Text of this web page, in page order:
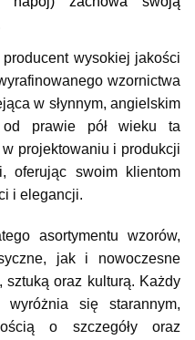
wysokiej jakości
wzornictwa
w słynnym, angielskim
od prawie pół wieku ta
projektowaniu i produkcji
oferując swoim klientom
i elegancji.
asortymentu wzorów,
jak i nowoczesne
sztuką oraz kulturą. Każdy
się starannym,
o szczegóły oraz